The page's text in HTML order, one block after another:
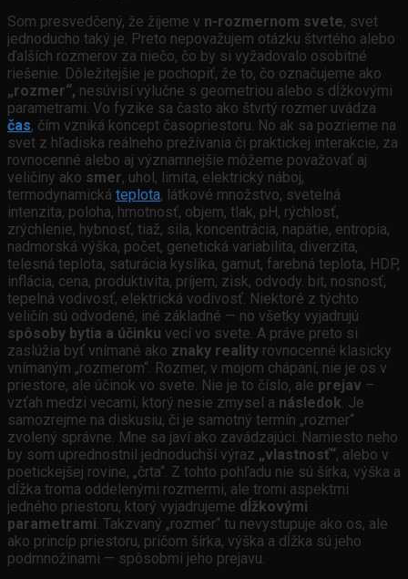
Som presvedčený, že žijeme v n-rozmernom svete, svet
jednoducho taký je. Preto nepovažujem otázku štvrtého alebo
ďalších rozmerov za niečo, čo by si vyžadovalo osobitné
riešenie. Dôležitejšie je pochopiť, že to, čo označujeme ako
„rozmer“, nesúvisí výlučne s geometriou alebo s dĺžkovými
parametrami. Vo fyzike sa často ako štvrtý rozmer uvádza
čas, čím vzniká koncept časopriestoru. No ak sa pozrieme na
svet z hľadiska reálneho prežívania či praktickej interakcie, za
rovnocenné alebo aj významnejšie môžeme považovať aj
veličiny ako smer, uhol, limita, elektrický náboj,
termodynamická teplota, látkové množstvo, svetelná
intenzita, poloha, hmotnosť, objem, tlak, pH, rýchlosť,
zrýchlenie, hybnosť, tiaž, sila, koncentrácia, napätie, entropia,
nadmorská výška, počet, genetická variabilita, diverzita,
telesná teplota, saturácia kyslíka, gamut, farebná teplota, HDP,
inflácia, cena, produktivita, príjem, zisk, odvody. bit, nosnosť,
tepelná vodivosť, elektrická vodivosť. Niektoré z týchto
veličín sú odvodené, iné základné — no všetky vyjadrujú
spôsoby bytia a účinku vecí vo svete. A práve preto si
zaslúžia byť vnímané ako znaky reality rovnocenné klasicky
vnímaným „rozmerom“. Rozmer, v mojom chápaní, nie je os v
priestore, ale účinok vo svete. Nie je to číslo, ale prejav –
vzťah medzi vecami, ktorý nesie zmysel a následok. Je
samozrejme na diskusiu, či je samotný termín „rozmer“
zvolený správne. Mne sa javí ako zavádzajúci. Namiesto neho
by som uprednostnil jednoduchší výraz „vlastnosť“, alebo v
poetickejšej rovine, „črta“. Z tohto pohľadu nie sú šírka, výška a
dĺžka troma oddelenými rozmermi, ale tromi aspektmi
jedného priestoru, ktorý vyjadrujeme dĺžkovými
parametrami. Takzvaný „rozmer“ tu nevystupuje ako os, ale
ako princíp priestoru, pričom šírka, výška a dĺžka sú jeho
podmnožinami — spôsobmi jeho prejavu.